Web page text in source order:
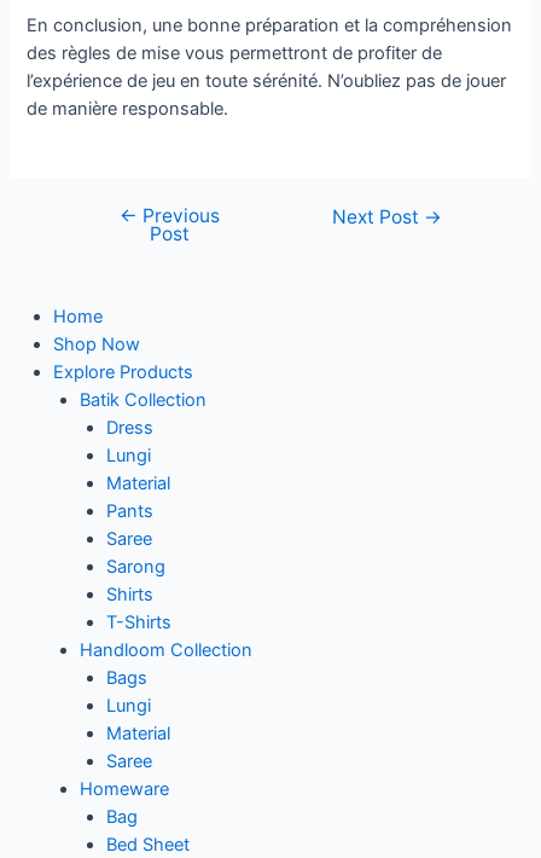
En conclusion, une bonne préparation et la compréhension
des règles de mise vous permettront de profiter de
l’expérience de jeu en toute sérénité. N’oubliez pas de jouer
de manière responsable.
navigation
← Previous
Post
Next Post →
Home
Shop Now
Explore Products
Batik Collection
Dress
Lungi
Material
Pants
Saree
Sarong
Shirts
T-Shirts
Handloom Collection
Bags
Lungi
Material
Saree
Homeware
Bag
Bed Sheet